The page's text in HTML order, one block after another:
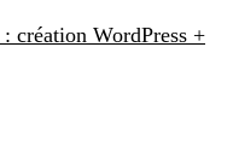
création WordPress +